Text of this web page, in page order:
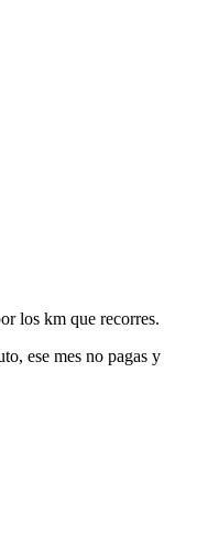
los km que recorres.
ese mes no pagas y